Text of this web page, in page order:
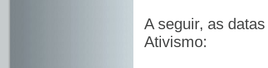
A seguir, as
Ativismo: